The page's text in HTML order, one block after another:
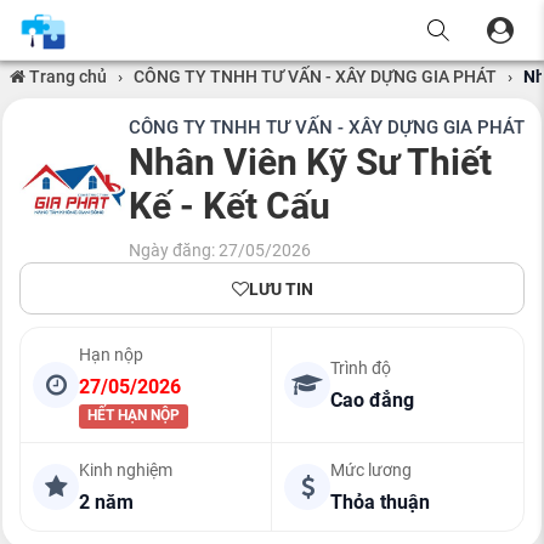
Trang chủ › CÔNG TY TNHH TƯ VẤN - XÂY DỰNG GIA PHÁT ›
CÔNG TY TNHH TƯ VẤN - XÂY DỰNG GIA PHÁT
Nhân Viên Kỹ Sư Thiết
Kế - Kết Cấu
Ngày đăng: 27/05/2026
LƯU TIN
Hạn nộp
27/05/2026
HẾT HẠN NỘP
Trình độ
Cao đẳng
Kinh nghiệm
2 năm
Mức lương
Thỏa thuận